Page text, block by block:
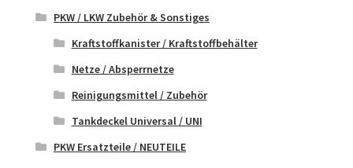
PKW / LKW Zubehör & Sonstiges
Kraftstoffkanister / Kraftstoffbehälter
Netze / Absperrnetze
Reinigungsmittel / Zubehör
Tankdeckel Universal / UNI
PKW Ersatzteile / NEUTEILE